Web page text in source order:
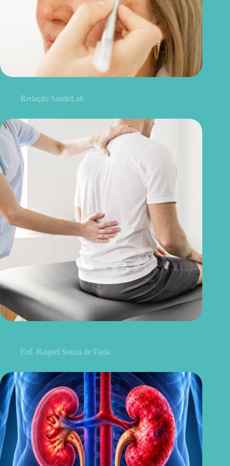
Redação SaúdeLab
Enf. Raquel Souza de Faria